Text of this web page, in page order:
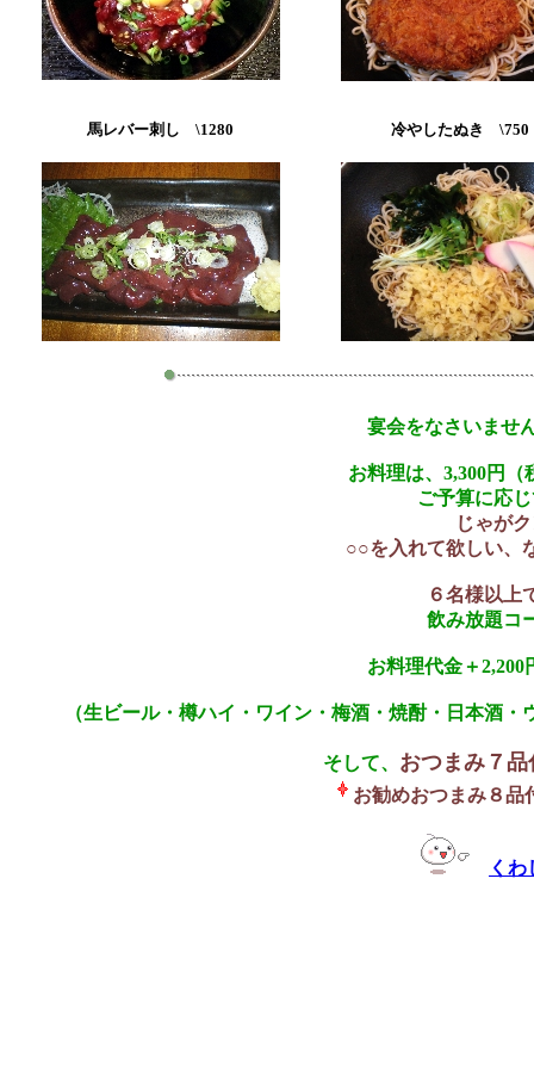
馬レバー刺し \1280 冷やしたぬき \750
宴会をなさいませ
お料理は、3,300円
ご予算に応
じゃが
○○を入れて欲しい、
６名様以上
飲み放題コ
お料理代金＋2,200
（生ビール・樽ハイ・ワイン・梅酒・焼酎・日本酒
そして、 おつまみ７品
お勧めおつまみ８品
く